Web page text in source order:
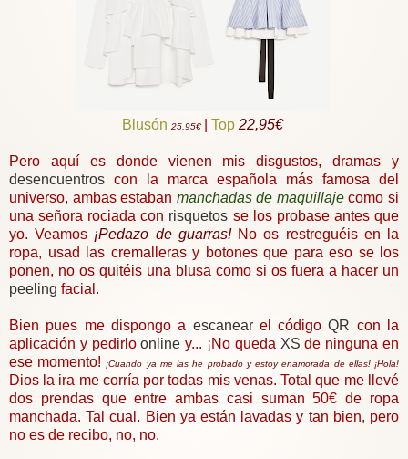
Blusón 25,95€ Top 22,95€
Pero aquí es donde vienen mis disgustos, dramas y
desencuentros con la marca española más famosa del
universo, ambas estaban manchadas de maquillajecomo si
una señora rociada con risquetos se los probase antes que
yo. Veamos ¡Pedazo de guarras!No os restreguéis en la
ropa, usad las cremalleras y botones que para eso se los
ponen, no os quitéis una blusa como si os fuera a hacer un
peeling facial.
Bien pues me dispongo a escanearel códigoQR con la
aplicación y pedirloonline y... ¡No queda XS de ninguna en
ese momento!
¡Cuando ya me las he probado y estoy enamorada de ellas! ¡Hola!
Dios la ira me corría por todas mis venas. Total que me llevé
dos prendas que entre ambas casi suman 50€ de ropa
manchada. Tal cual. Bien ya están lavadas y tan bien, pero
no es de recibo, no, no.